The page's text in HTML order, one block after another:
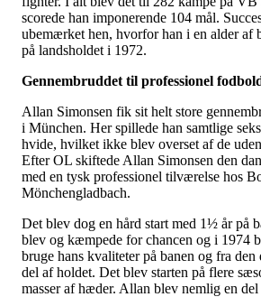
scorede han imponerende 104 mål.
ubemærket hen, hvorfor han i en alder af
på landsholdet i 1972.
Gennembruddet til professionel
Allan Simonsen fik sit helt store
i München. Her spillede han samtlige
hvide, hvilket ikke blev overset af de
Efter OL skiftede Allan Simonsen den
med en tysk professionel tilværelse hos
Mönchengladbach.
Det blev dog en hård start med 1½ år på
blev og kæmpede for chancen og i 1974
bruge hans kvaliteter på banen og fra den
del af holdet. Det blev starten på flere
masser af hæder. Allan blev nemlig en